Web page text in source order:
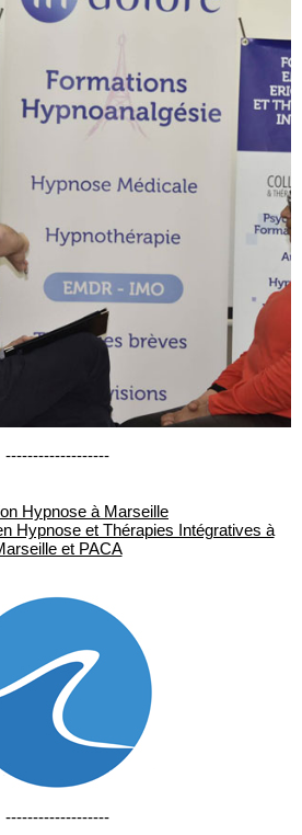
-------------------
Hypnose à Marseille
Hypnose et Thérapies Intégratives à
et PACA
-------------------